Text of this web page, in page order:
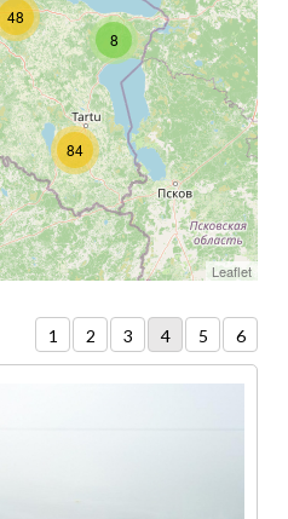
48
84
8
Leaflet
1 2 3 4 5 6